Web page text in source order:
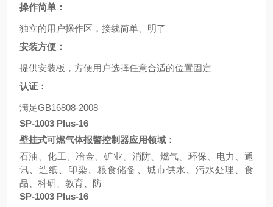
操作简单：
独立的用户操作区，接线简单、明了
安装方便：
提供安装板，方便用户选择任意合适的位置固定
认证：
满足GB16808-2008
SP-1003 Plus-16
壁挂式可燃气体报警控制器应用领域：
石油、化工、冶金、矿业、消防、燃气、环保、电力、通
讯、造纸、印染、粮食储备、城市供水、污水处理、食
品、科研、教育、防
SP-1003 Plus-16